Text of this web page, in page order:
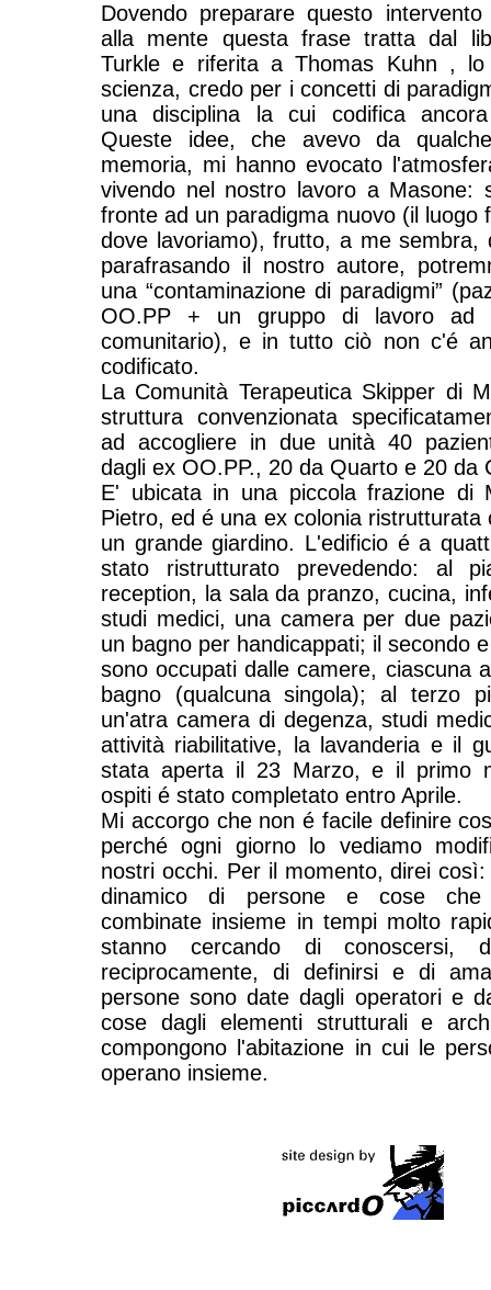
Dovendo preparare questo
alla mente questa frase tratta dal
Turkle e riferita a Thomas Kuhn , lo
scienza, credo per i concetti di
una disciplina la cui codifica
Queste idee, che avevo da
memoria, mi hanno evocato
vivendo nel nostro lavoro a Masone:
fronte ad un paradigma nuovo (il luogo
dove lavoriamo), frutto, a me sembra,
parafrasando il nostro autore,
una “contaminazione di paradigmi”
OO.PP + un gruppo di lavoro ad
comunitario), e in tutto ciò non c'é
codificato.
La Comunità Terapeutica Skipper di
struttura convenzionata
ad accogliere in due unità 40
dagli ex OO.PP., 20 da Quarto e 20 da
E' ubicata in una piccola frazione di
Pietro, ed é una ex colonia ristrutturata
un grande giardino. L'edificio é a
stato ristrutturato prevedendo: al
reception, la sala da pranzo, cucina,
studi medici, una camera per due
un bagno per handicappati; il secondo
sono occupati dalle camere, ciascuna
bagno (qualcuna singola); al terzo
un'atra camera di degenza, studi
attività riabilitative, la lavanderia e il
stata aperta il 23 Marzo, e il primo
ospiti é stato completato entro Aprile.
Mi accorgo che non é facile definire
perché ogni giorno lo vediamo
nostri occhi. Per il momento, direi
dinamico di persone e cose
combinate insieme in tempi molto
stanno cercando di conoscersi,
reciprocamente, di definirsi e di
persone sono date dagli operatori e
cose dagli elementi strutturali e
compongono l'abitazione in cui le
operano insieme.